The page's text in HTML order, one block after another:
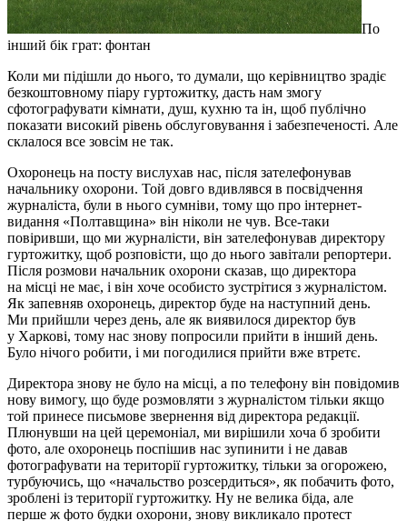
По
інший бік грат: фонтан
Коли ми підішли до нього, то думали, що керівництво зрадіє
безкоштовному піару гуртожитку, дасть нам змогу
сфотографувати кімнати, душ, кухню та ін, щоб публічно
показати високий рівень обслуговування і забезпеченості. Але
склалося все зовсім не так.
Охоронець на посту вислухав нас, після зателефонував
начальнику охорони. Той довго вдивлявся в посвідчення
журналіста, були в нього сумніви, тому що про інтернет-
видання «Полтавщина» він ніколи не чув. Все-таки
повіривши, що ми журналісти, він зателефонував директору
гуртожитку, щоб розповісти, що до нього завітали репортери.
Після розмови начальник охорони сказав, що директора
на місці не має, і він хоче особисто зустрітися з журналістом.
Як запевняв охоронець, директор буде на наступний день.
Ми прийшли через день, але як виявилося директор був
у Харкові, тому нас знову попросили прийти в інший день.
Було нічого робити, і ми погодилися прийти вже втретє.
Директора знову не було на місці, а по телефону він повідомив
нову вимогу, що буде розмовляти з журналістом тільки якщо
той принесе письмове звернення від директора редакції.
Плюнувши на цей церемоніал, ми вирішили хоча б зробити
фото, але охоронець поспішив нас зупинити і не давав
фотографувати на території гуртожитку, тільки за огорожею,
турбуючись, що «начальство розсердиться», як побачить фото,
зроблені із території гуртожитку. Ну не велика біда, але
перше ж фото будки охорони, знову викликало протест